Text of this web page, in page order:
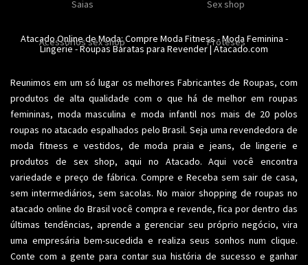
Moda fitness Moda praia
Plus size Acessórios femininos
Calcinhas Soutiens
Conjuntos Modeladores
Saias Sex shop
Acessorios sex shop Proteses
Atacado Online de Moda: Compre Moda Fitness-Moda Feminina -
Lingerie-Roupas Baratas para Revender| Atacado.com
Reunimos em um só lugar os melhoresFabricantes de Roupas, com
produtos de alta qualidade com o que há de melhor em roupas
femininas, moda masculina e moda infantil nos mais de 20 polos
roupas no atacado espalhados pelo Brasil. Seja uma revendedora de
moda fitness e vestidos, de moda praia e jeans, de lingerie e
produtos de sex shop, aqui no Atacado. Aqui você encontra
variedade e preço de fábrica. Compre e Receba sem sair de casa,
sem intermediários, sem sacolas. No maior shopping de roupas no
atacado online do Brasil você compra e revende, fica por dentro das
últimas tendências, aprende a gerenciar seu próprio negócio, vira
uma empresária bem-sucedida e realiza seus sonhos num clique.
Conte com a gente para contar sua história de sucesso e ganhar